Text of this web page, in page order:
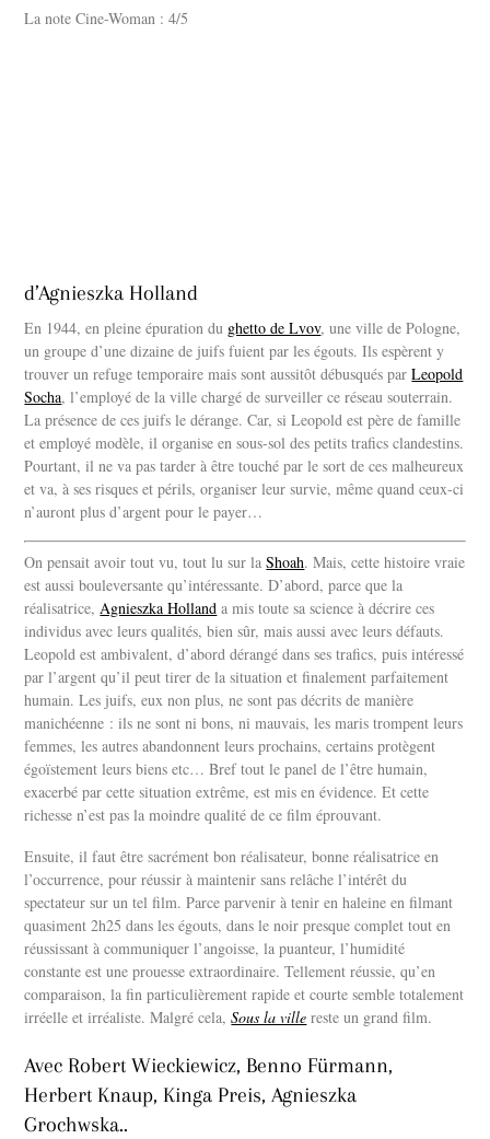
La note Cine-Woman : 4/5
d’Agnieszka Holland
En 1944, en pleine épuration du ghetto de Lvov, une ville de Pologne,
un groupe d’une dizaine de juifs fuient par les égouts. Ils espèrent y
trouver un refuge temporaire mais sont aussitôt débusqués parLeopold
Socha, l’employé de la ville chargé de surveiller ce réseau souterrain.
La présence de ces juifs le dérange. Car, si Leopold est père de famille
et employé modèle, il organise en sous-sol des petits trafics clandestins.
Pourtant, il ne va pas tarder à être touché par le sort de ces malheureux
et va, à ses risques et périls, organiser leur survie, même quand ceux-ci
n’auront plus d’argent pour le payer…
On pensait avoir tout vu, tout lu sur laShoah. Mais, cette histoire vraie
est aussi bouleversante qu’intéressante. D’abord, parce que la
réalisatrice,Agnieszka Holland a mis toute sa science à décrire ces
individus avec leurs qualités, bien sûr, mais aussi avec leurs défauts.
Leopold est ambivalent, d’abord dérangé dans ses trafics, puis intéressé
par l’argent qu’il peut tirer de la situation et finalement parfaitement
humain. Les juifs, eux non plus, ne sont pas décrits de manière
manichéenne : ils ne sont ni bons, ni mauvais, les maris trompent leurs
femmes, les autres abandonnent leurs prochains, certains protègent
égoïstement leurs biens etc… Bref tout le panel de l’être humain,
exacerbé par cette situation extrême, est mis en évidence. Et cette
richesse n’est pas la moindre qualité de ce film éprouvant.
Ensuite, il faut être sacrément bon réalisateur, bonne réalisatrice en
l’occurrence, pour réussir à maintenir sans relâche l’intérêt du
spectateur sur un tel film. Parce parvenir à tenir en haleine en filmant
quasiment 2h25 dans les égouts, dans le noir presque complet tout en
réussissant à communiquer l’angoisse, la puanteur, l’humidité
constante est une prouesse extraordinaire. Tellement réussie, qu’en
comparaison, la fin particulièrement rapide et courte semble totalement
irréelle et irréaliste. Malgré cela,Sous la ville reste un grand film.
Avec Robert Wieckiewicz, Benno Fürmann,
Herbert Knaup, Kinga Preis, Agnieszka
Grochwska..